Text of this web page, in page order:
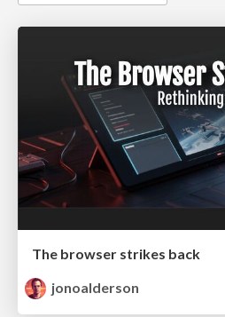
The browser strikes back
jonoalderson